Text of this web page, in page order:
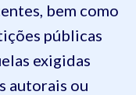
bem como
públicas
exigidas
autorais ou